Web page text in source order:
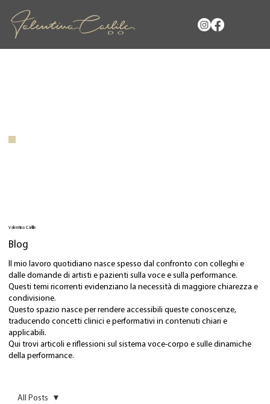
Valentina Carlile
Blog
Il mio lavoro quotidiano nasce spesso dal confronto con colleghi e
dalle domande di artisti e pazienti sulla voce e sulla performance.
Questi temi ricorrenti evidenziano la necessità di maggiore chiarezza e
condivisione.
Questo spazio nasce per rendere accessibili queste conoscenze,
traducendo concetti clinici e performativi in contenuti chiari e
applicabili.
Qui trovi articoli e riflessioni sul sistema voce-corpo e sulle dinamiche
della performance.
All Posts